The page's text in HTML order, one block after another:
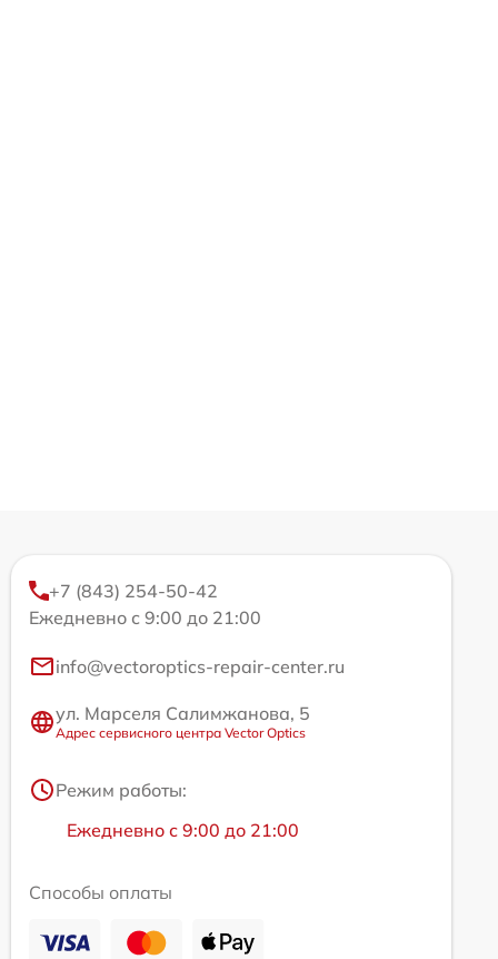
+7 (843) 254-50-42
Ежедневно с 9:00 до 21:00
info@vectoroptics-repair-center.ru
ул. Марселя Салимжанова, 5
Адрес сервисного центра Vector Optics
Режим работы:
Ежедневно с 9:00 до 21:00
Способы оплаты